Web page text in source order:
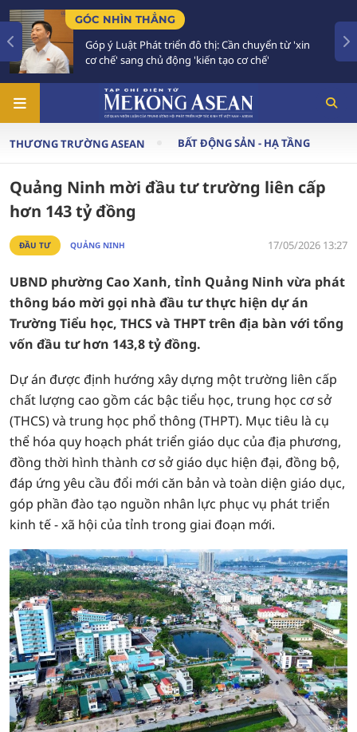
THẲNG
Phát triển đô thị: Cần chuyển từ 'xin
chủ động 'kiến tạo cơ chế'
TIÊU ĐIỂM
Bế mạc
vào giai
THƯƠNG TRƯỜNG ASEAN BẤT ĐỘNG SẢN - HẠ TẦNG
Quảng Ninh mời đầu tư trường liên cấp
hơn 143 tỷ đồng
ĐẦU TƯ QUẢNG NINH 17/05/2026 13:27
UBND phường Cao Xanh, tỉnh Quảng Ninh vừa phát
thông báo mời gọi nhà đầu tư thực hiện dự án
Trường Tiểu học, THCS và THPT trên địa bàn với tổng
vốn đầu tư hơn 143,8 tỷ đồng.
Dự án được định hướng xây dựng một trường liên cấp
chất lượng cao gồm các bậc tiểu học, trung học cơ sở
(THCS) và trung học phổ thông (THPT). Mục tiêu là cụ
thể hóa quy hoạch phát triển giáo dục của địa phương,
đồng thời hình thành cơ sở giáo dục hiện đại, đồng bộ,
đáp ứng yêu cầu đổi mới căn bản và toàn diện giáo dục,
góp phần đào tạo nguồn nhân lực phục vụ phát triển
kinh tế - xã hội của tỉnh trong giai đoạn mới.